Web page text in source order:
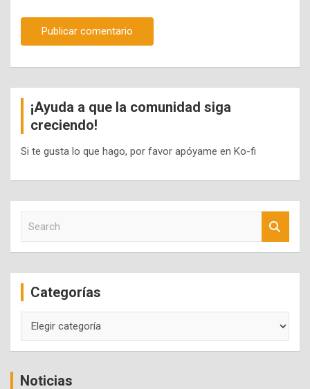
¡Ayuda a que la comunidad siga
creciendo!
Si te gusta lo que hago, por favor apóyame en Ko-fi
c
Categorías
Noticias